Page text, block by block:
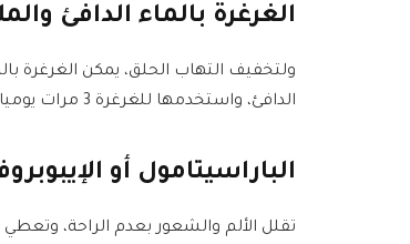
الغرغرة بالماء الدافئ
الدافئ، واستخدمها للغرغرة 3 مرات يوميا لمدة 30 ثانية.
الباراسيتامول أو
تقلل الألم والشعور بعدم الراحة، وتعطي